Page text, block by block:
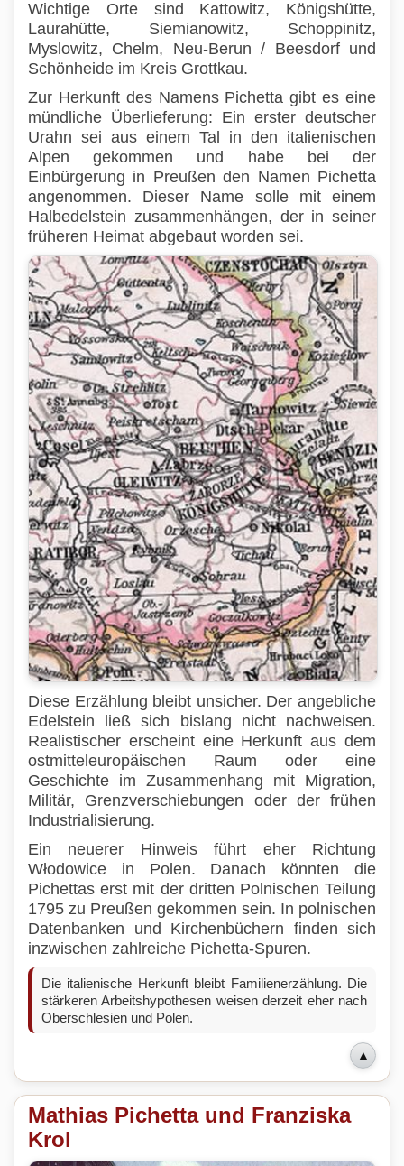
Wichtige Orte sind Kattowitz, Königshütte,
Laurahütte, Siemianowitz, Schoppinitz,
Myslowitz, Chelm, Neu-Berun / Beesdorf und
Schönheide im Kreis Grottkau.
Zur Herkunft des Namens Pichetta gibt es eine
mündliche Überlieferung: Ein erster deutscher
Urahn sei aus einem Tal in den italienischen
Alpen gekommen und habe bei der
Einbürgerung in Preußen den Namen Pichetta
angenommen. Dieser Name solle mit einem
Halbedelstein zusammenhängen, der in seiner
früheren Heimat abgebaut worden sei.
Diese Erzählung bleibt unsicher. Der angebliche
Edelstein ließ sich bislang nicht nachweisen.
Realistischer erscheint eine Herkunft aus dem
ostmitteleuropäischen Raum oder eine
Geschichte im Zusammenhang mit Migration,
Militär, Grenzverschiebungen oder der frühen
Industrialisierung.
Ein neuerer Hinweis führt eher Richtung
Włodowice in Polen. Danach könnten die
Pichettas erst mit der dritten Polnischen Teilung
1795 zu Preußen gekommen sein. In polnischen
Datenbanken und Kirchenbüchern finden sich
inzwischen zahlreiche Pichetta-Spuren.
Die italienische Herkunft bleibt Familienerzählung. Die
stärkeren Arbeitshypothesen weisen derzeit eher nach
Oberschlesien und Polen.
▲
Mathias Pichetta und Franziska
Krol